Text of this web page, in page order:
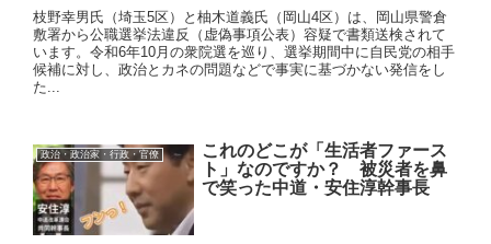
枝野幸男氏（埼玉5区）と柚木道義氏（岡山4区）は、岡山県警倉
敷署から公職選挙法違反（虚偽事項公表）容疑で書類送検されて
います。令和6年10月の衆院選を巡り、選挙期間中に自民党の相手
候補に対し、政治とカネの問題などで事実に基づかない発信をし
た...
政治・政治家・行政・官僚
これのどこが「生活者ファース
ト」なのですか？ 被災者を鼻
で笑った中道・安住淳幹事長